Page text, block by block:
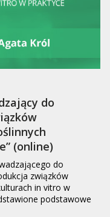
do
(online)
do
związków
in vitro w
podstawowe